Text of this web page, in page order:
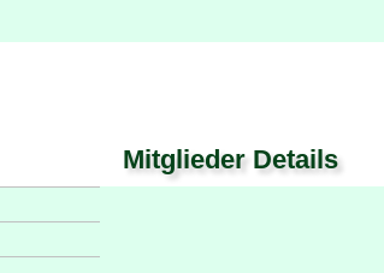
Mitglieder Details